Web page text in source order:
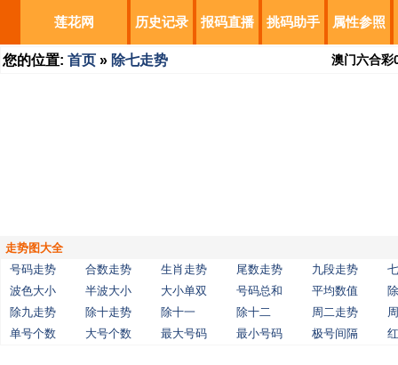
莲花网 历史记录 报码直播 挑码助手 属性参照
您的位置: 首页 » 除七走势 澳门六合彩
走势图大全
号码走势
合数走势 生肖走势 尾数走势 九段走势
波色大小
半波大小 大小单双 号码总和 平均数值
除九走势
除十走势 除十一 除十二 周二走势
单号个数
大号个数 最大号码 最小号码 极号间隔